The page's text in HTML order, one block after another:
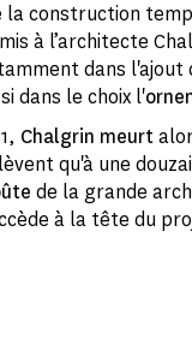
construction
à l’architecte
dans l'ajout
dans le choix l'
Chalgrin meurt
qu'à une
de la grande
à la tête du